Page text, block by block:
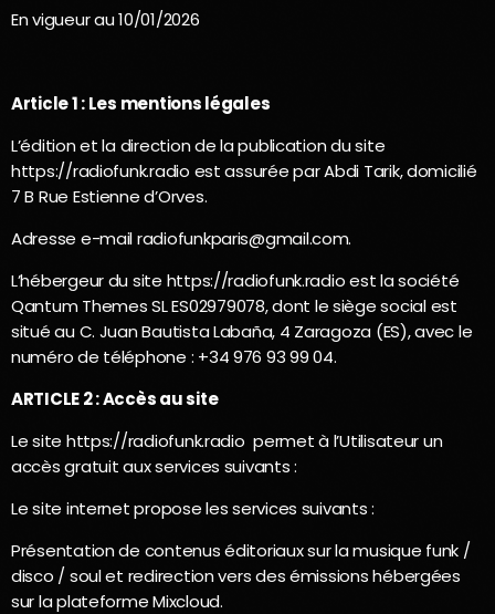
En vigueur au 10/01/2026
Article 1 : Les mentions légales
L’édition et la direction de la publication du site
https://radiofunk.radio est assurée par Abdi Tarik, domicilié
7 B Rue Estienne d’Orves.
Adresse e-mail radiofunkparis@gmail.com.
L’hébergeur du site https://radiofunk.radio est la société
Qantum Themes SL ES02979078, dont le siège social est
situé au C. Juan Bautista Labaña, 4 Zaragoza (ES), avec le
numéro de téléphone : +34 976 93 99 04.
ARTICLE 2 : Accès au site
Le site https://radiofunk.radio permet à l’Utilisateur un
accès gratuit aux services suivants :
Le site internet propose les services suivants :
Présentation de contenus éditoriaux sur la musique funk /
disco / soul et redirection vers des émissions hébergées
sur la plateforme Mixcloud.